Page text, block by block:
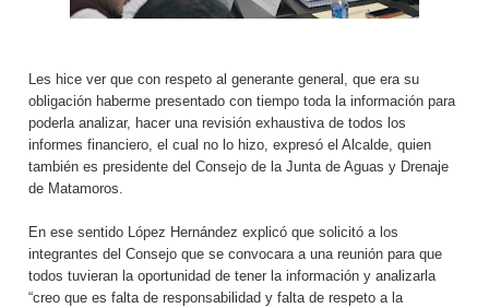
Les hice ver que con respeto al generante general, que era su
obligación haberme presentado con tiempo toda la información para
poderla analizar, hacer una revisión exhaustiva de todos los
informes financiero, el cual no lo hizo, expresó el Alcalde, quien
también es presidente del Consejo de la Junta de Aguas y Drenaje
de Matamoros.
En ese sentido López Hernández explicó que solicitó a los
integrantes del Consejo que se convocara a una reunión para que
todos tuvieran la oportunidad de tener la información y analizarla
“creo que es falta de responsabilidad y falta de respeto a la